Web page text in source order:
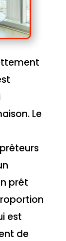
Le
prêt
est
de